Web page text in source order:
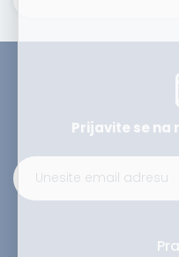
Prijavite se na